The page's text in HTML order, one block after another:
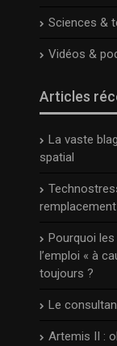
Sciences &
Vidéos &
Articles
La vaste
spatial
Pourquoi
l’emploi « à
toujours ?
Le
Artemis II :